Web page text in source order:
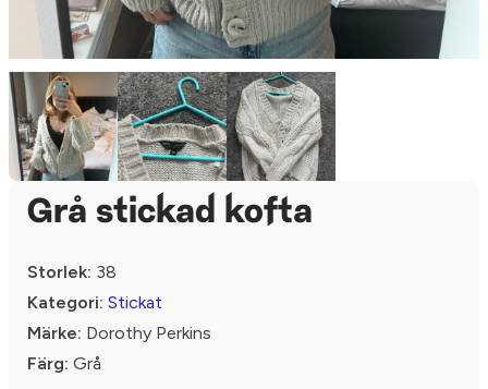
Grå stickad kofta
Storlek: 38
Kategori: Stickat
Märke: Dorothy Perkins
Färg: Grå